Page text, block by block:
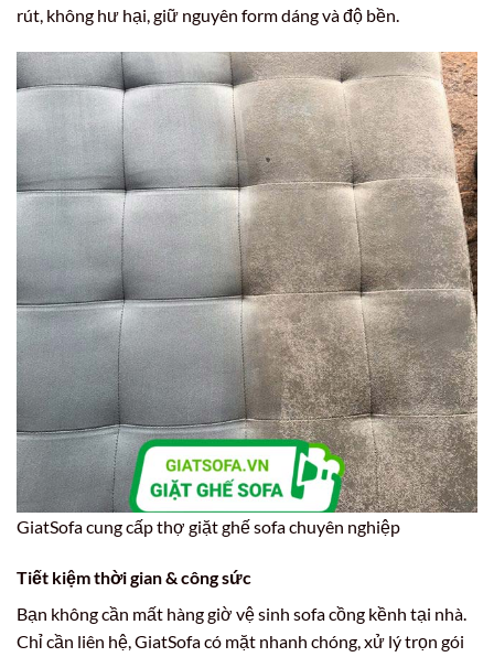
rút, không hư hại, giữ nguyên form dáng và độ bền.
GiatSofa cung cấp thợ giặt ghế sofa chuyên nghiệp
Tiết kiệm thời gian & công sức
Bạn không cần mất hàng giờ vệ sinh sofa cồng kềnh tại nhà.
Chỉ cần liên hệ, GiatSofa có mặt nhanh chóng, xử lý trọn gói